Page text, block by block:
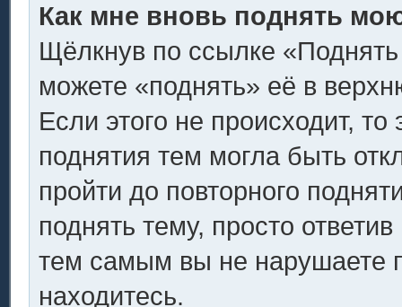
Как мне вновь поднять
Щёлкнув по ссылке
можете «поднять» её в
Если этого не происходит, то
поднятия тем могла быть
пройти до повторного
поднять тему, просто
тем самым вы не нарушаете
находитесь.